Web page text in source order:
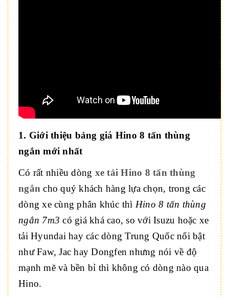
1. Giới thiệu bảng giá Hino 8 tấn thùng
ngắn mới nhất
Có rất nhiều dòng xe tải Hino 8 tấn thùng
ngắn cho quý khách hàng lựa chọn, trong các
dòng xe cùng phân khúc thì Hino 8 tấn thùng
ngắn 7m3có giá khá cao, so với Isuzu hoặc xe
tải Hyundai hay các dòng Trung Quốc nổi bật
như Faw, Jac hay Dongfen nhưng nói về độ
mạnh mẽ và bền bỉ thì không có dòng nào qua
Hino.